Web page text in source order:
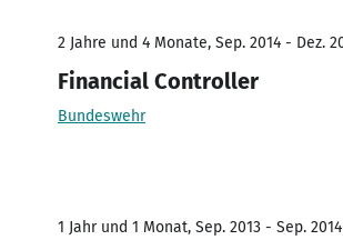
2 Jahre und 4 Monate, Sep. 2014 - Dez.
Financial Controller
Bundeswehr
1 Jahr und 1 Monat, Sep. 2013 - Sep. 2014